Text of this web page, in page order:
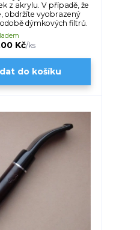
z akrylu. V případě, že
obdržíte vyobrazený
dýmkových filtrů.
Kč/ks
do košíku